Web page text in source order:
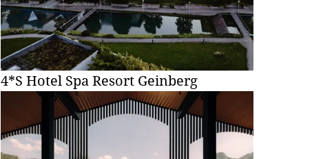
4*S Hotel Spa Resort Geinberg